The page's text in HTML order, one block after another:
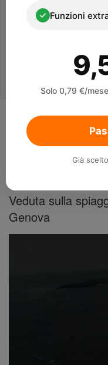
Veduta sulla
Genova
Funzioni
Solo 0,79 €/
Già